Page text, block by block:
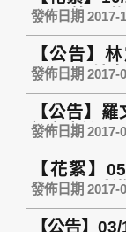
電影節」
Alvaro
發佈日期 2017-
【公告】
吧」(原片
映，高雄場
影城」。
發佈日期 2017-
【公告】
記者專訪：
發佈日期 2017-
【花絮】
Rollet ) 受
影響研討
French
發佈日期 2017-
【公告】